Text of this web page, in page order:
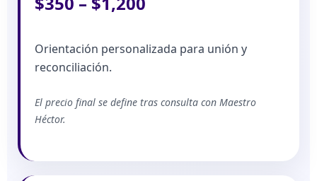
Orientación personalizada para unión y
reconciliación.
El precio final se define tras consulta con Maestro
Héctor.